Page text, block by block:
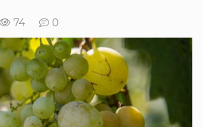
74 0